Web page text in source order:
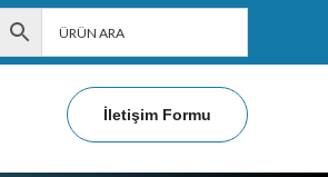
İletişim Formu